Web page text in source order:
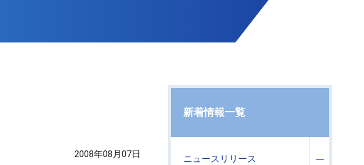
2008年08月07日
新着情報一覧
ニュースリリース